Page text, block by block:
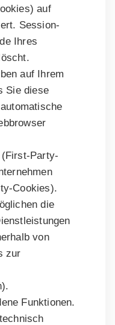
auf
Session-
Ihres
auf Ihrem
Sie diese
Party-
Cookies).
die
von
zur
Funktionen.